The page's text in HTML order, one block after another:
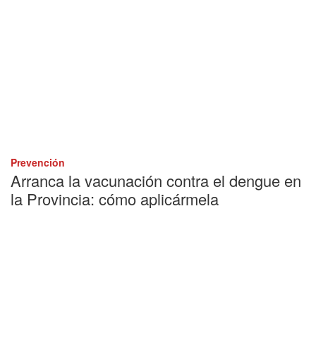
Prevención
Arranca la vacunación contra el dengue en
la Provincia: cómo aplicármela